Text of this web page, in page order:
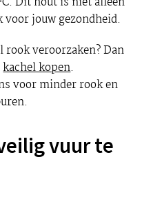
jouw gezondheid.
rook veroorzaken? Dan
kachel kopen.
voor minder rook en
vuur te